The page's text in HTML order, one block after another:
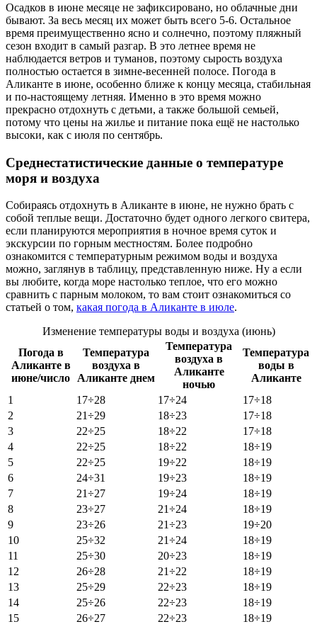
Осадков в июне месяце не зафиксировано, но облачные дни
бывают. За весь месяц их может быть всего 5-6. Остальное
время преимущественно ясно и солнечно, поэтому пляжный
сезон входит в самый разгар. В это летнее время не
наблюдается ветров и туманов, поэтому сырость воздуха
полностью остается в зимне-весенней полосе. Погода в
Аликанте в июне, особенно ближе к концу месяца, стабильная
и по-настоящему летняя. Именно в это время можно
прекрасно отдохнуть с детьми, а также большой семьей,
потому что цены на жилье и питание пока ещё не настолько
высоки, как с июля по сентябрь.
Среднестатистические данные о температуре
моря и воздуха
Собираясь отдохнуть в Аликанте в июне, не нужно брать с
собой теплые вещи. Достаточно будет одного легкого свитера,
если планируются мероприятия в ночное время суток и
экскурсии по горным местностям. Более подробно
ознакомится с температурным режимом воды и воздуха
можно, заглянув в таблицу, представленную ниже. Ну а если
вы любите, когда море настолько теплое, что его можно
сравнить с парным молоком, то вам стоит ознакомиться со
статьей о том, какая погода в Аликанте в июле.
Изменение температуры воды и воздуха (июнь)
Погода в
Аликанте в
июне/число
Температура
воздуха в
Аликанте днем
Температура
воздуха в
Аликанте
ночью
Температура
воды в
Аликанте
1
17÷28 17÷24
17÷18
2
21÷29 18÷23
17÷18
3
22÷25 18÷22
17÷18
4
22÷25 18÷22
18÷19
5
22÷25 19÷22
18÷19
6
24÷31 19÷23
18÷19
7
21÷27 19÷24
18÷19
8
23÷27 21÷24
18÷19
9
23÷26 21÷23
19÷20
10
25÷32 21÷24
18÷19
11
25÷30 20÷23
18÷19
12
26÷28 21÷22
18÷19
13
25÷29 22÷23
18÷19
14
25÷26 22÷23
18÷19
15
26÷27 22÷23
18÷19